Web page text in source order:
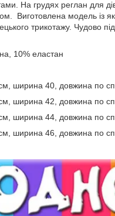
На грудях реглан для
Виготовлена модель із
трикотажу. Чудово
10% еластан
ширина 40, довжина по
ширина 42, довжина по
ширина 44, довжина по
ширина 46, довжина по